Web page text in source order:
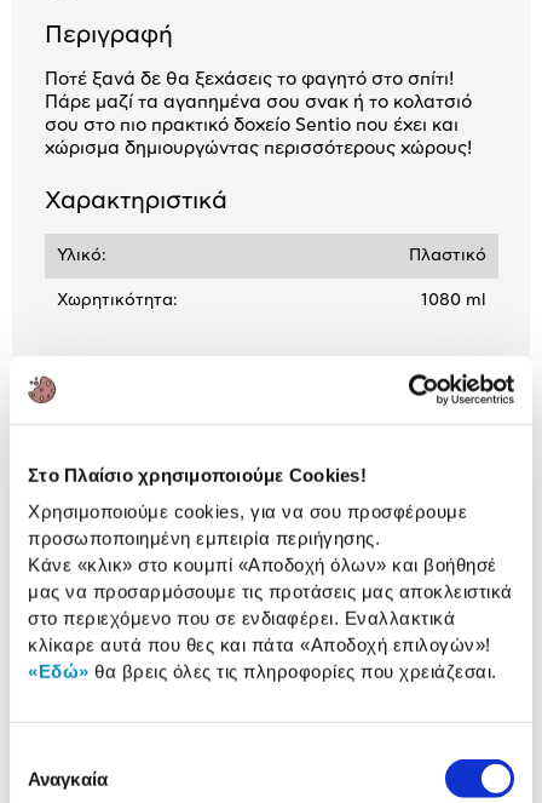
Στο Πλαίσιο χρησιμοποιούμε Cookies!
Χρησιμοποιούμε cookies, για να σου προσφέρουμε
προσωποποιημένη εμπειρία περιήγησης.
Κάνε «κλικ» στο κουμπί «Αποδοχή όλων» και βοήθησέ
μας να προσαρμόσουμε τις προτάσεις μας αποκλειστικά
στο περιεχόμενο που σε ενδιαφέρει. Εναλλακτικά
κλίκαρε αυτά που θες και πάτα «Αποδοχή επιλογών»!
«Εδώ» θα βρεις όλες τις πληροφορίες που χρειάζεσαι.
συγκατάθεσης
Αναγκαία
Περιγραφή
Ποτέ ξανά δε θα ξεχάσεις το φαγητό στο σπίτι!
Πάρε μαζί τα αγαπημένα σου σνακ ή το κολατσιό
σου στο πιο πρακτικό δοχείο Sentio που έχει και
χώρισμα δημιουργώντας περισσότερους χώρους!
Χαρακτηριστικά
Υλικό: Πλαστικό
Χωρητικότητα: 1080 ml
Αναλυτική
Προδιαγραφές
προϊόντος
Χαρακτηριστικά
Αξιολογήσεις
Αξιολογήσεις
Δες τι κλίκαραν όσοι είδαν το ίδιο